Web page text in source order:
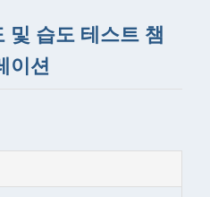
및 습도 테스트 챔
이션